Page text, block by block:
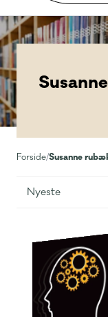
Forside/Susanne
Nyeste